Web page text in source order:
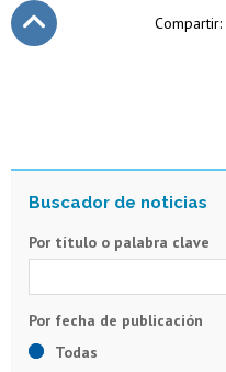
Compartir:
Por título o palabra clave
Todas